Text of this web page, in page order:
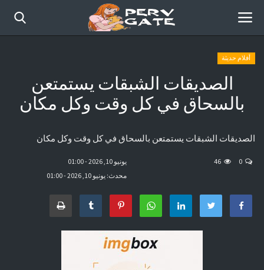
الرئيسية
أفلام حديثة
قصص مصورة
أفلام حديثة
الصديقات الشبقات يستمتعن
بالسحاق في كل وقت وكل مكان
الصديقات الشبقات يستمتعن بالسحاق في كل وقت وكل مكان
يونيو 10, 2026 - 01:00
محدث: يونيو 10, 2026 - 01:00
0
46